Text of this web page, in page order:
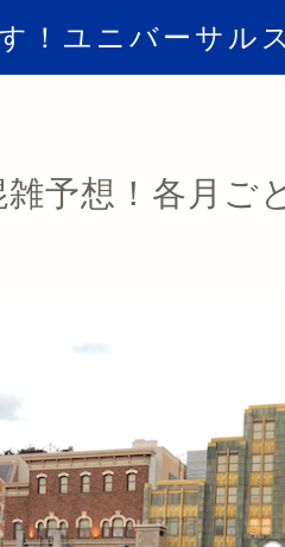
！ユニバーサル
予想！各月ご